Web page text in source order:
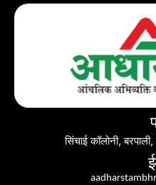
सिंचाई कॉलोनी,